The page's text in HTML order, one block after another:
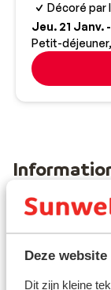
Deze
Dit zijn kleine
Décoré par
Jeu. 21 Janv.
Petit-déjeuner
Capitale
Horaires
Il n'y a pas de